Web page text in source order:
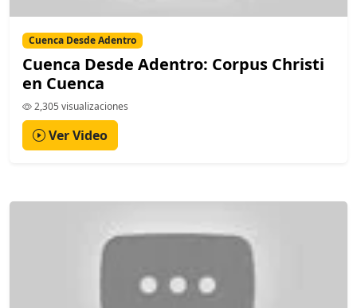
Cuenca Desde Adentro
Cuenca Desde Adentro: Corpus Christi
en Cuenca
2,305 visualizaciones
Ver Video